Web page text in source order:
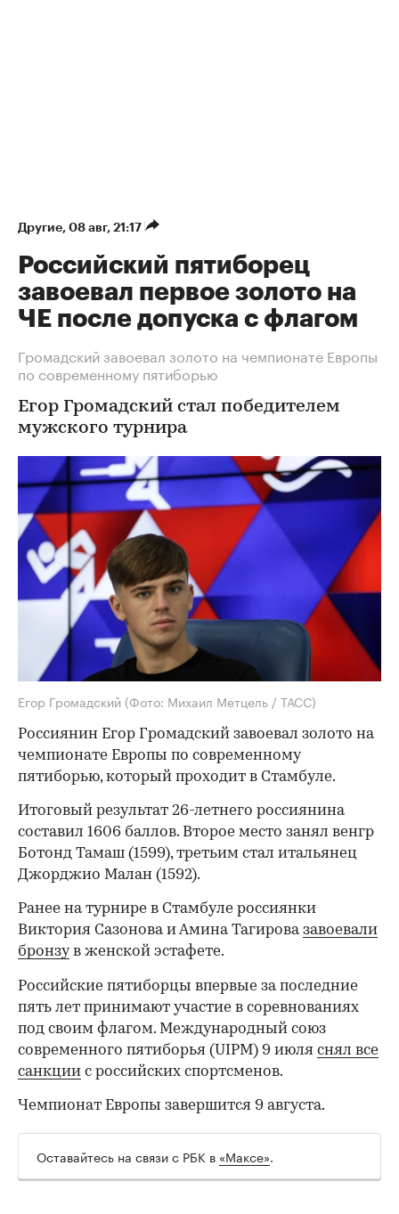
Другие⁠, 08 авг, 21:17
Российский пятиборец
завоевал первое золото на
ЧЕ после допуска с флагом
Громадский завоевал золото на чемпионате Европы
по современному пятиборью
Егор Громадский стал победителем
мужского турнира
Егор Громадский (Фото: Михаил Метцель / ТАСС)
Россиянин Егор Громадский завоевал золото на
чемпионате Европы по современному
пятиборью, который проходит в Стамбуле.
Итоговый результат 26-летнего россиянина
составил 1606 баллов. Второе место занял венгр
Ботонд Тамаш (1599), третьим стал итальянец
Джорджио Малан (1592).
Ранее на турнире в Стамбуле россиянки
Виктория Сазонова и Амина Тагировазавоевали
бронзув женской эстафете.
00:00 / 00:00
Российские пятиборцы впервые за последние
пять лет принимают участие в соревнованиях
под своим флагом. Международный союз
современного пятиборья (UIPM) 9 июля снял все
санкции с российских спортсменов.
Чемпионат Европы завершится 9 августа.
Оставайтесь на связи с РБК в «Максе».